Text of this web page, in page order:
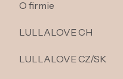
O firmie
LULLALOVE CH
LULLALOVE CZ/SK